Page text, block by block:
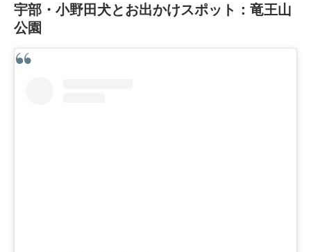
宇部・小野田犬とお出かけスポット：竜王山
公園